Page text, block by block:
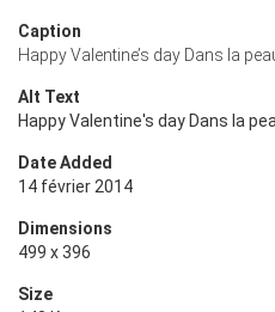
Caption
Happy Valentine’s day Dans la
Alt Text
Happy Valentine's day Dans la
Date Added
14 février 2014
Dimensions
499 x 396
Size